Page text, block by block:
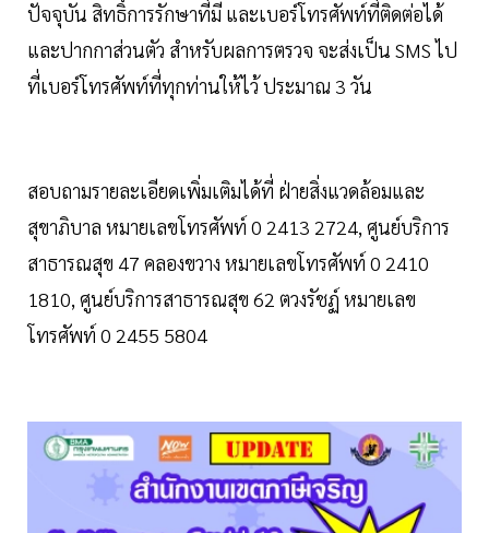
ปัจจุบัน สิทธิ์การรักษาที่มี และเบอร์โทรศัพท์ที่ติดต่อได้
และปากกาส่วนตัว สำหรับผลการตรวจ จะส่งเป็น SMS ไป
ที่เบอร์โทรศัพท์ที่ทุกท่านให้ไว้ ประมาณ 3 วัน
สอบถามรายละเอียดเพิ่มเติมได้ที่ ฝ่ายสิ่งแวดล้อมและ
สุขาภิบาล หมายเลขโทรศัพท์ 0 2413 2724, ศูนย์บริการ
สาธารณสุข 47 คลองขวาง หมายเลขโทรศัพท์ 0 2410
1810, ศูนย์บริการสาธารณสุข 62 ตวงรัชฏ์ หมายเลข
โทรศัพท์ 0 2455 5804